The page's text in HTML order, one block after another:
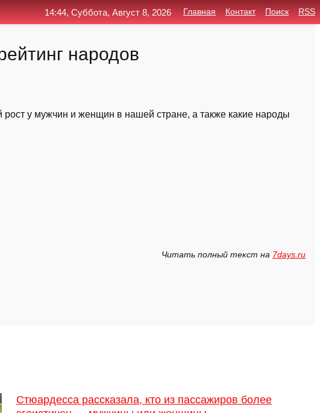
народов
рост у мужчин и женщин в нашей стране, а также какие народы
Читать полный текст на 7days.ru
Стюардесса рассказала, кто из пассажиров более
14:44, Суббота, Август 8, 2026 Главная Контакт Поиск RSS